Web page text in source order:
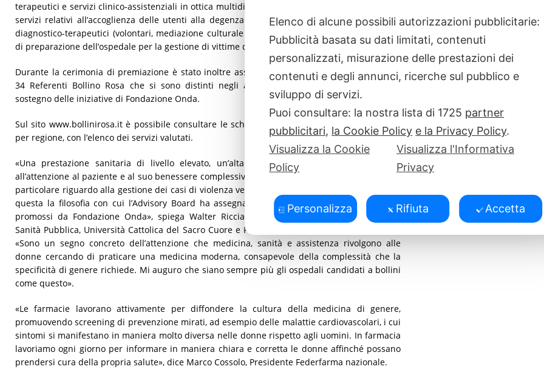
terapeutici e servizi clinico-assistenziali in ottica multidisciplinare gender-oriented, l’offerta di
servizi relativi all’accoglienza delle utenti alla degenza della donna a supporto dei percorsi
diagnostico-terapeutici (volontari, mediazione culturale e assistenza sociale) e infine il livello
di preparazione dell’ospedale per la gestione di vittime di violenza fisica e verbale.
Durante la cerimonia di premiazione è stato inoltre assegnato un riconoscimento speciale a
34 Referenti Bollino Rosa che si sono distinti negli anni per l’impegno e l’entusiasmo a
sostegno delle iniziative di Fondazione Onda.
Sul sito www.bollinirosa.it è possibile consultare le schede degli ospedali premiati, suddivisi
per regione, con l’elenco dei servizi valutati.
«Una prestazione sanitaria di livello elevato, un’alta competenza specialistica coniugata
all’attenzione al paziente e al suo benessere complessivo declinata in ottica di genere, con un
particolare riguardo alla gestione dei casi di violenza verso le donne e gli operatori sanitari. È
questa la filosofia con cui l’Advisory Board ha assegnato anche questo anno i Bollini Rosa
promossi da Fondazione Onda», spiega Walter Ricciardi, Professore ordinario di Igiene e
Sanità Pubblica, Università Cattolica del Sacro Cuore e Presidente Commissione Bollino Rosa.
«Sono un segno concreto dell’attenzione che medicina, sanità e assistenza rivolgono alle
donne cercando di praticare una medicina moderna, consapevole della complessità che la
specificità di genere richiede. Mi auguro che siano sempre più gli ospedali candidati a bollini
come questo».
«Le farmacie lavorano attivamente per diffondere la cultura della medicina di genere,
promuovendo screening di prevenzione mirati, ad esempio delle malattie cardiovascolari, i cui
sintomi si manifestano in maniera molto diversa nelle donne rispetto agli uomini. In farmacia
lavoriamo ogni giorno per informare in maniera chiara e corretta le donne affinché possano
prendersi cura della propria salute», dice Marco Cossolo, Presidente Federfarma nazionale.
Elenco di alcune possibili autorizzazioni pubblicitarie:
Pubblicità basata su dati limitati, contenuti
personalizzati, misurazione delle prestazioni dei
contenuti e degli annunci, ricerche sul pubblico e
sviluppo di servizi.
Puoi consultare: la nostra lista di 1725 partner
pubblicitari, la Cookie Policy e la Privacy Policy.
Visualizza la Cookie
Policy
Visualizza l'Informativa
Privacy
Personalizza Rifiuta Accetta